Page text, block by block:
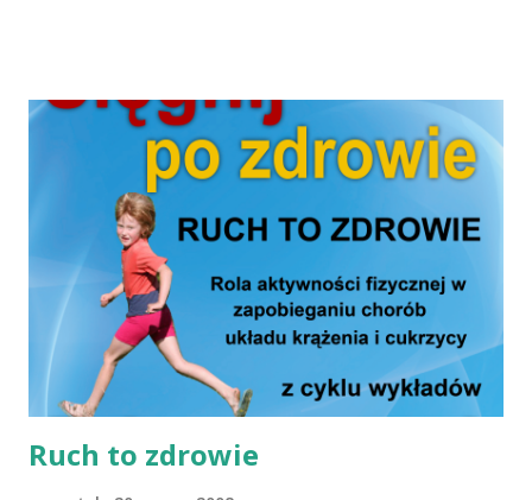
żywieniowych. Zmiana taka na pewno przysporzy zdrowia,
poprawi samopoczucie i przedłuży życie o wiele lat. W
programie wykład, porady żywieniowe, pomiar ciśnienia
tętniczego krwi, praktyczne pokazy kulinarne oraz
degustacja zdrowej żywności. Będzie istniała też możliwość
nabycia książek o tematyce zdrowotnej. Chcesz utrzymać
lub odzyskać zdrowie? Przyjdź, dowiedz się więcej i żyj
zdrowiej! Wykłady odbędą się w dniach 5, 6 oraz 12, 13
kwietnia o godz. 17:30 , ul. Zeylanda 11, Pozna...
Ruch to zdrowie